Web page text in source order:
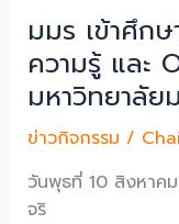
ติ์
พระบรม
ราช
นี
นาถ
พระบรม
มมร เข้าศึก
ความรู้ และ
มหาวิทยาลัย
ข่าวกิจกรรม /
วันพุธที่ 10 สิงหาค
จริ